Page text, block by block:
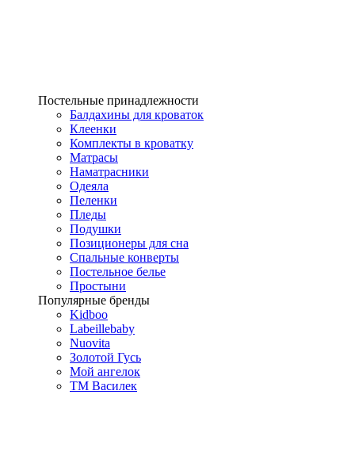
Постельные принадлежности
Балдахины для кроваток
Клеенки
Комплекты в кроватку
Матрасы
Наматрасники
Одеяла
Пеленки
Пледы
Подушки
Позиционеры для сна
Спальные конверты
Постельное белье
Простыни
Популярные бренды
Kidboo
Labeillebaby
Nuovita
Золотой Гусь
Мой ангелок
ТМ Василек